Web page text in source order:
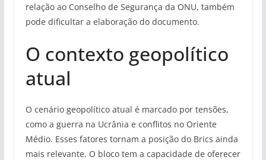
relação ao Conselho de Segurança da ONU, também
pode dificultar a elaboração do documento.
O contexto geopolítico
atual
O cenário geopolítico atual é marcado por tensões,
como a guerra na Ucrânia e conflitos no Oriente
Médio. Esses fatores tornam a posição do Brics ainda
mais relevante. O bloco tem a capacidade de oferecer